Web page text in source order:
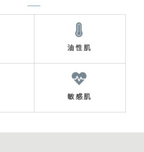
油性肌
敏感肌